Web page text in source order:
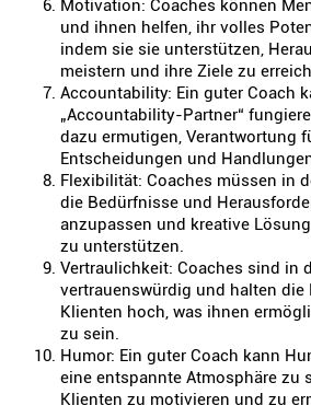
Motivation: Coaches können
und ihnen helfen, ihr volles
indem sie sie unterstützen,
meistern und ihre Ziele zu
Accountability: Ein guter Coach
„Accountability-Partner“
dazu ermutigen, Verantwortung
Entscheidungen und
Flexibilität: Coaches müssen in
die Bedürfnisse und
anzupassen und kreative
zu unterstützen.
Vertraulichkeit: Coaches sind in
vertrauenswürdig und halten die
Klienten hoch, was ihnen
zu sein.
Humor: Ein guter Coach kann
eine entspannte Atmosphäre zu
Klienten zu motivieren und zu